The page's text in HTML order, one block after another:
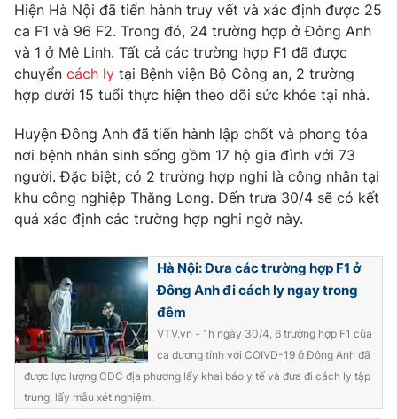
Phim VTV
Hậu trường
Nhân vật
Khán giả
Giải sao mai
Giải trí
Điện ảnh
Sao
Đời sống
Du lịch
Làm đẹp
Chất lượng cuộc sống
Giáo dục
Tuyển sinh
Học trực tuyến
Công nghệ
Hitech Công nghệ tương lai
Sản phẩm
Thị trường
Tư vấn
Lịch phát sóng
Chuyên mục khác
Emagazine
Hiện Hà Nội đã tiến hành truy vết và xác định được 25
ca F1 và 96 F2. Trong đó, 24 trường hợp ở Đông Anh
và 1 ở Mê Linh. Tất cả các trường hợp F1 đã được
chuyển cách ly tại Bệnh viện Bộ Công an, 2 trường
hợp dưới 15 tuổi thực hiện theo dõi sức khỏe tại nhà.
Huyện Đông Anh đã tiến hành lập chốt và phong tỏa
nơi bệnh nhân sinh sống gồm 17 hộ gia đình với 73
người. Đặc biệt, có 2 trường hợp nghi là công nhân tại
khu công nghiệp Thăng Long. Đến trưa 30/4 sẽ có kết
quả xác định các trường hợp nghi ngờ này.
Hà Nội: Đưa các trường hợp F1 ở
Đông Anh đi cách ly ngay trong
đêm
VTV.vn - 1h ngày 30/4, 6 trường hợp F1 của
ca dương tính với COIVD-19 ở Đông Anh đã
được lực lượng CDC địa phương lấy khai báo y tế và đưa đi cách ly tập
trung, lấy mẫu xét nghiệm.